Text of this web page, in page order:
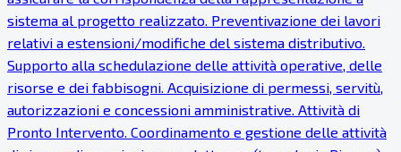
sistema al progetto realizzato. Preventivazione dei lavori
relativi a estensioni/modifiche del sistema distributivo.
Supporto alla schedulazione delle attività operative, delle
risorse e dei fabbisogni. Acquisizione di permessi, servitù,
autorizzazioni e concessioni amministrative. Attività di
Pronto Intervento. Coordinamento e gestione delle attività